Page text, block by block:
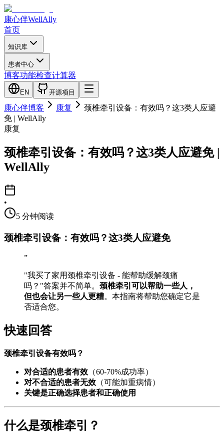
康心伴WellAlly
首页
知识库
患者中心
博客功能检查计算器
EN 开源项目
康心伴博客 康复
颈椎牵引设备：有效吗？这3类人应避
免 | WellAlly
康复
颈椎牵引设备：有效吗？这3类人应避免 |
WellAlly
•
5 分钟阅读
颈椎牵引设备：有效吗？这3类人应避免
”
"我买了家用颈椎牵引设备 - 能帮助缓解颈痛
吗？"答案并不简单。 颈椎牵引可以帮助一些人，
但也会让另一些人更糟。本指南将帮助您确定它是
否适合您。
快速回答
颈椎牵引设备有效吗？
对合适的患者有效 （60-70%成功率）
对不合适的患者无效 （可能加重病情）
关键是正确选择患者和正确使用
什么是颈椎牵引？